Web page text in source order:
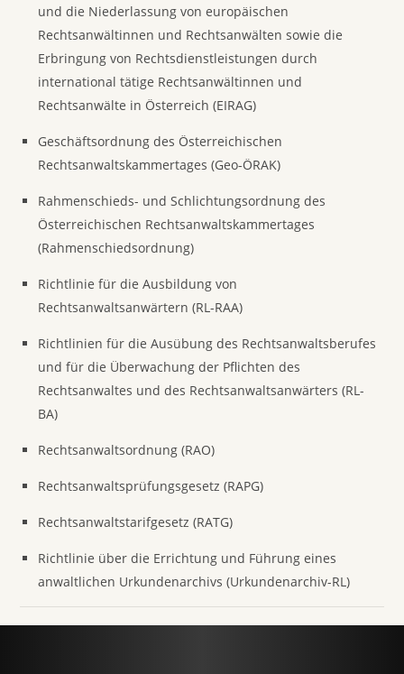
und die Niederlassung von europäischen
Rechtsanwältinnen und Rechtsanwälten sowie die
Erbringung von Rechtsdienstleistungen durch
international tätige Rechtsanwältinnen und
Rechtsanwälte in Österreich (EIRAG)
Geschäftsordnung des Österreichischen
Rechtsanwaltskammertages (Geo-ÖRAK)
Rahmenschieds- und Schlichtungsordnung des
Österreichischen Rechtsanwaltskammertages
(Rahmenschiedsordnung)
Richtlinie für die Ausbildung von
Rechtsanwaltsanwärtern (RL-RAA)
Richtlinien für die Ausübung des Rechtsanwaltsberufes
und für die Überwachung der Pflichten des
Rechtsanwaltes und des Rechtsanwaltsanwärters (RL-
BA)
Rechtsanwaltsordnung (RAO)
Rechtsanwaltsprüfungsgesetz (RAPG)
Rechtsanwaltstarifgesetz (RATG)
Richtlinie über die Errichtung und Führung eines
anwaltlichen Urkundenarchivs (Urkundenarchiv-RL)